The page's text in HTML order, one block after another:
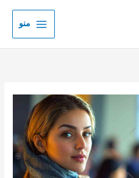
منو